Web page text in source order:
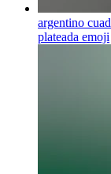
argentino
plateada emoji